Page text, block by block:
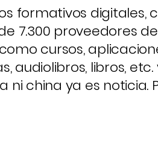
formativos digitales,
7.300 proveedores
cursos,
audiolibros, libros, etc.
china ya es noticia.